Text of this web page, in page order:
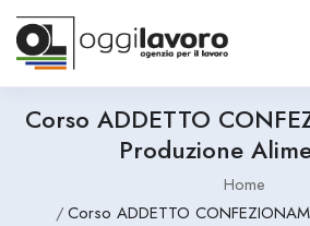
Corso ADDETTO
Produzione
Home
Corso ADDETTO